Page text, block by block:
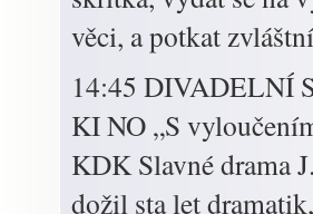
věci, a potkat
14:45 DIVADELNÍ
KI NO „S
KDK Slavné drama
dožil sta let